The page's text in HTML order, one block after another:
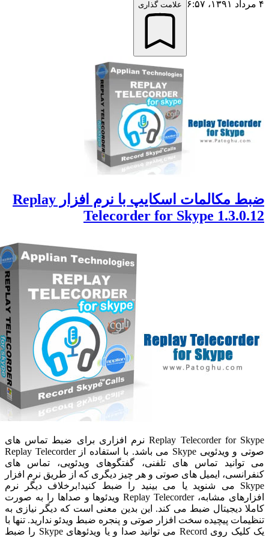
علامت گذاری
ضبط مکالمات اسکایپ با نرم افزار Replay
Telecorder for Skype
Replay Telecorder for Skype نرم افزاری برای ضبط تماس های
صوتی و ویدئویی Skype می باشد. با استفاده از Replay Telecorder
تماس های تلفنی، گفتگوهای ویدئویی، تماس های
ایمیل های صوتی و هر چیز دیگری که از طریق نرم افزار
Skype می شنوید یا می بینید را ضبط کنید!برخلاف دیگر نرم
افزارهای مشابه، Replay Telecorder ویدئوها و صداها را به صورت
دیجیتال ضبط می کند. این بدین معنی است که دیگر نیازی به
پیچیده سخت افزار صوتی و پنجره ضبط ویدئو ندارید. تنها با
یک کلیک روی Record می توانید صدا و یا ویدئوهای Skype را ضبط